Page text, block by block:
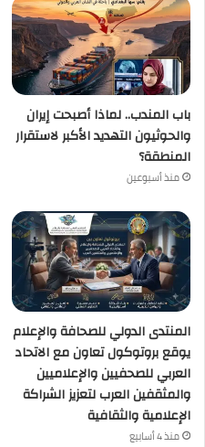
باب المندب.. لماذا أصبحت إيران
والحوثيون التهديد الأكبر لاستقرار
المنطقة؟
منذ أسبوعين
المنتدى الدولي للصحافة والإعلام
يوقع بروتوكول تعاون مع الاتحاد
العربي للصحفيين والإعلاميين
والمثقفين العرب لتعزيز الشراكة
الإعلامية والثقافية
منذ 4 أسابيع